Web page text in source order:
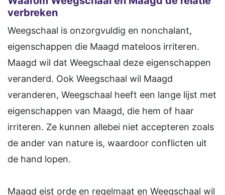
verbreken
Weegschaal is onzorgvuldig en nonchalant,
eigenschappen die Maagd mateloos irriteren.
Maagd wil dat Weegschaal deze eigenschappen
veranderd. Ook Weegschaal wil Maagd
veranderen, Weegschaal heeft een lange lijst met
eigenschappen van Maagd, die hem of haar
irriteren. Ze kunnen allebei niet accepteren zoals
de ander van nature is, waardoor conflicten uit
de hand lopen.
Maagd eist orde en regelmaat en Weegschaal wil